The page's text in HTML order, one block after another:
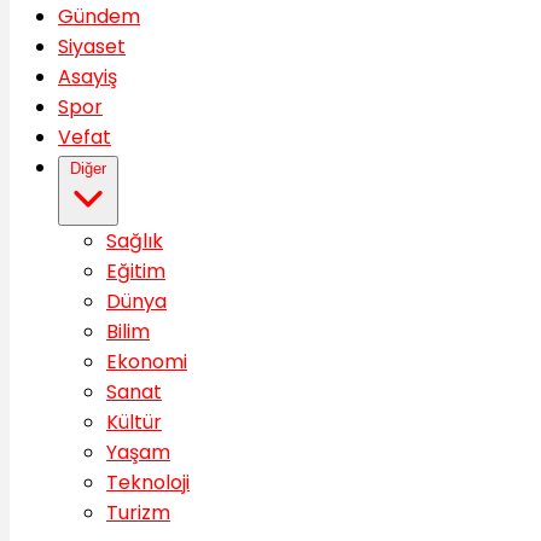
Gündem
Siyaset
Asayiş
Spor
Vefat
Diğer
Sağlık
Eğitim
Dünya
Bilim
Ekonomi
Sanat
Kültür
Yaşam
Teknoloji
Turizm